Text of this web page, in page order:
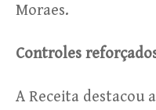
Moraes.
Controles
A Receita destacou